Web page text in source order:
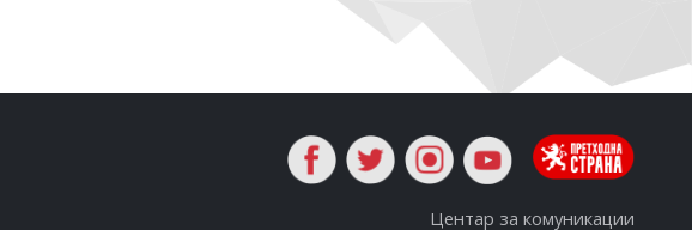
Центар за комуникации